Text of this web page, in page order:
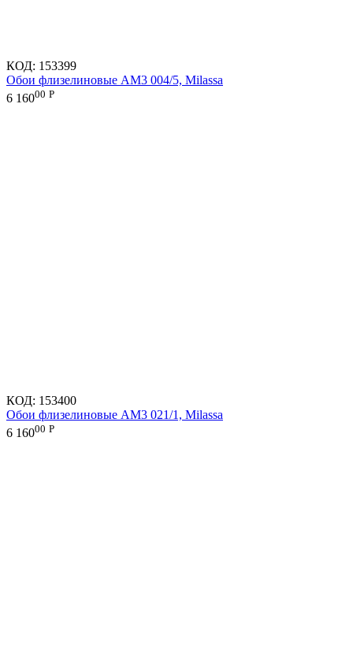
КОД: 153399
Обои флизелиновые AM3 004/5, Milassa
6 16000 Р
КОД: 153400
Обои флизелиновые AM3 021/1, Milassa
6 16000 Р